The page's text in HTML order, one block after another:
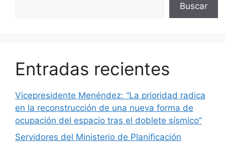
Buscar
Entradas recientes
Vicepresidente Menéndez: “La prioridad radica
en la reconstrucción de una nueva forma de
ocupación del espacio tras el doblete sísmico”
Servidores del Ministerio de Planificación